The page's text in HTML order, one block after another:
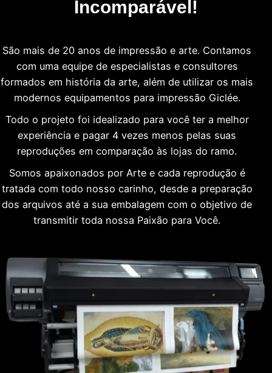
Incomparável!
São mais de 20 anos de impressão e arte. Contamos
com uma equipe de especialistas e consultores
formados em história da arte, além de utilizar os mais
modernos equipamentos para impressão Giclée.
Todo o projeto foi idealizado para você ter a melhor
experiência e pagar 4 vezes menos pelas suas
reproduções em comparação às lojas do ramo.
Somos apaixonados por Arte e cada reprodução é
tratada com todo nosso carinho, desde a preparação
dos arquivos até a sua embalagem com o objetivo de
transmitir toda nossa Paixão para Você.